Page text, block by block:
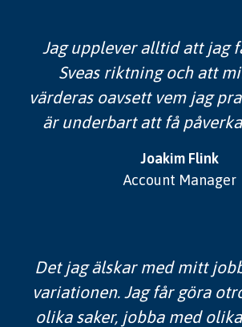
Jag upplever alltid att jag
Sveas riktning och att
värderas oavsett vem jag
är underbart att få
Joakim Flink
Account Manager
Det jag älskar med mitt
variationen. Jag får göra
olika saker, jobba med